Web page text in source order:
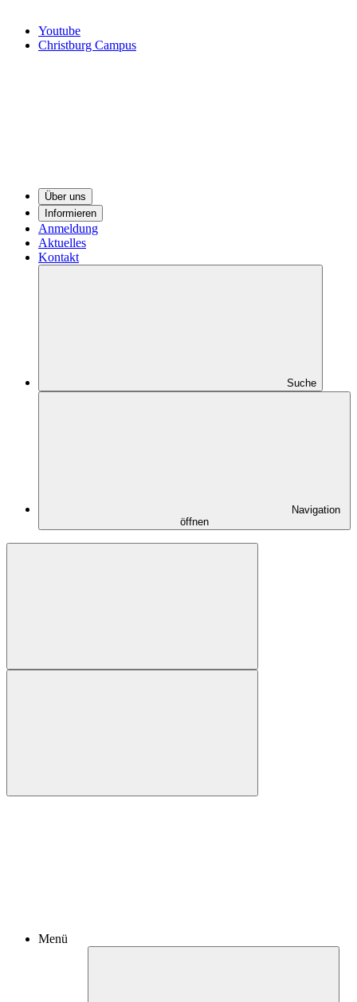
Youtube
Christburg Campus
Über uns
Informieren
Anmeldung
Aktuelles
Kontakt
Suche
Navigation
öffnen
Menü